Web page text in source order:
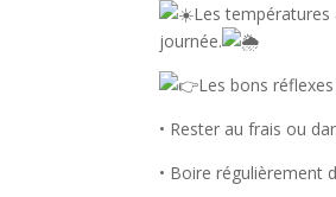
Les températures
journée.
Les bons réflexes
• Rester au frais ou
• Boire régulièrement